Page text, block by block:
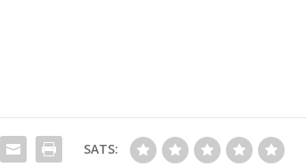
SATS: